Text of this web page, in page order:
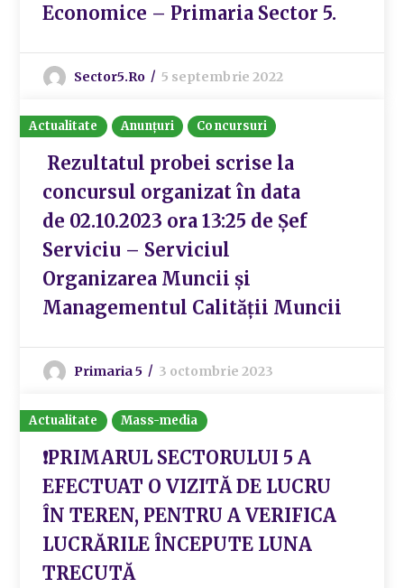
Economice – Primaria Sector 5.
Sector5.ro 5 septembrie 2022
Actualitate Anunțuri Concursuri
Rezultatul probei scrise la
concursul organizat în data
de 02.10.2023 ora 13:25 de Șef
Serviciu – Serviciul
Organizarea Muncii și
Managementul Calității Muncii
Primaria 5 3 octombrie 2023
Actualitate Mass-media
❗PRIMARUL SECTORULUI 5 A
EFECTUAT O VIZITĂ DE LUCRU
ÎN TEREN, PENTRU A VERIFICA
LUCRĂRILE ÎNCEPUTE LUNA
TRECUTĂ